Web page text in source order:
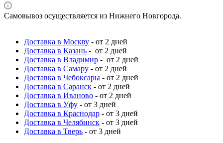
Самовывоз осуществляется из Нижнего Новгорода.
Доставка в Москву - от 2 дней
Доставка в Казань - от 2 дней
Доставка в Владимир - от 2 дней
Доставка в Самару - от 2 дней
Доставка в Чебоксары - от 2 дней
Доставка в Саранск - от 2 дней
Доставка в Иваново - от 2 дней
Доставка в Уфу - от 3 дней
Доставка в Краснодар - от 3 дней
Доставка в Челябинск - от 3 дней
Доставка в Тверь - от 3 дней